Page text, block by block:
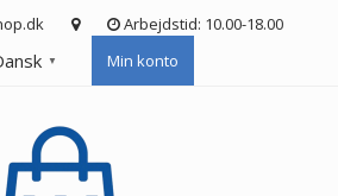
Arbejdstid: 10.00-18.00
▼ Min konto